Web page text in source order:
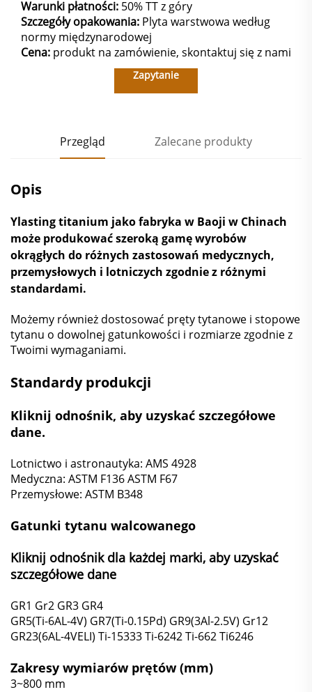
Warunki płatności: 50% TT z góry
Szczegóły opakowania: Plyta warstwowa według
normy międzynarodowej
Cena: produkt na zamówienie, skontaktuj się z nami
Zapytanie
Przegląd Zalecane produkty
Opis
Ylasting titanium jako fabryka w Baoji w Chinach
może produkować szeroką gamę wyrobów
okrągłych do różnych zastosowań medycznych,
przemysłowych i lotniczych zgodnie z różnymi
standardami.
Możemy również dostosować pręty tytanowe i stopowe
tytanu o dowolnej gatunkowości i rozmiarze zgodnie z
Twoimi wymaganiami.
Standardy produkcji
Kliknij odnośnik, aby uzyskać szczegółowe
dane.
Lotnictwo i astronautyka: AMS 4928
Medyczna: ASTM F136ASTM F67
Przemysłowe: ASTM B348
Gatunki tytanu walcowanego
Kliknij odnośnik dla każdej marki, aby uzyskać
szczegółowe dane
GR1 Gr2 GR3 GR4
GR5(Ti-6AL-4V) GR7(Ti-0.15Pd) GR9(3Al-2.5V) Gr12
GR23(6AL-4VELI) Ti-15333Ti-6242Ti-662Ti6246
Zakresy wymiarów prętów (mm)
3~800 mm